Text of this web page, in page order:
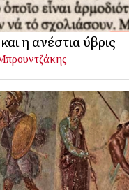
η ανέστια ύβρις